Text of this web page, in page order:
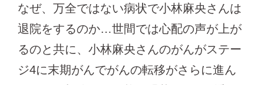
なぜ、万全ではない病状で小林麻央さんは
退院をするのか…世間では心配の声が上が
るのと共に、小林麻央さんのがんがステー
ジ4に末期がんでがんの転移がさらに進ん